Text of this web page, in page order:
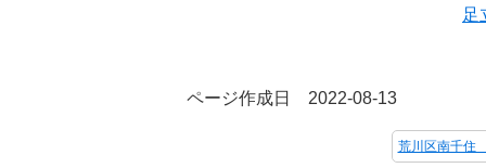
足
ページ作成日 2022-08-13